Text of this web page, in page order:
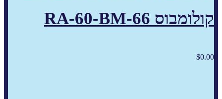
קולומבוס RA-60-BM-66
$0.00